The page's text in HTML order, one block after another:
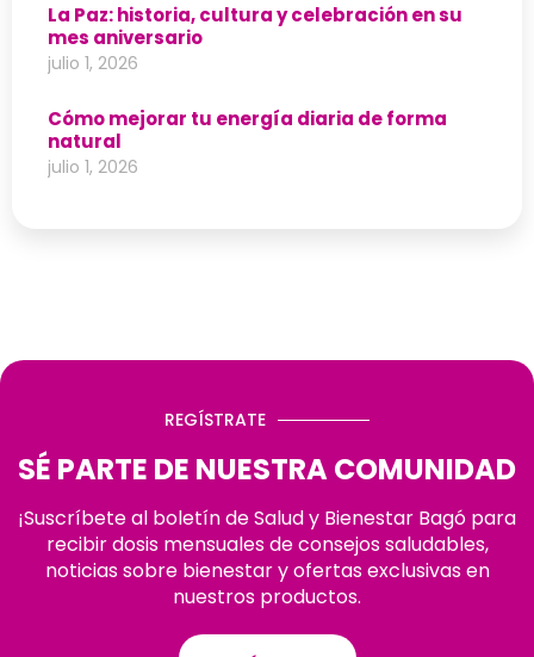
La Paz: historia, cultura y celebración en su
mes aniversario
julio 1, 2026
Cómo mejorar tu energía diaria de forma
natural
julio 1, 2026
REGÍSTRATE
SÉ PARTE DE NUESTRA COMUNIDAD
¡Suscríbete al boletín de Salud y Bienestar Bagó para
recibir dosis mensuales de consejos saludables,
noticias sobre bienestar y ofertas exclusivas en
nuestros productos.